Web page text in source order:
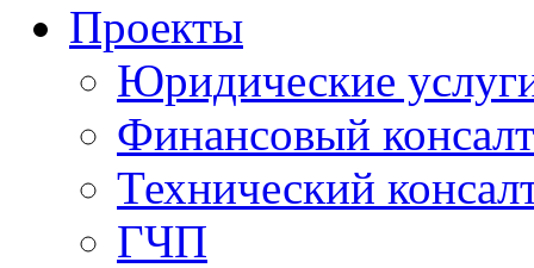
Проекты
Юридические
Финансовый
Технический
ГЧП